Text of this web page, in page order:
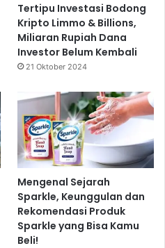
Tertipu Investasi Bodong
Kripto Limmo & Billions,
Miliaran Rupiah Dana
Investor Belum Kembali
21 Oktober 2024
Mengenal Sejarah
Sparkle, Keunggulan dan
Rekomendasi Produk
Sparkle yang Bisa Kamu
Beli!